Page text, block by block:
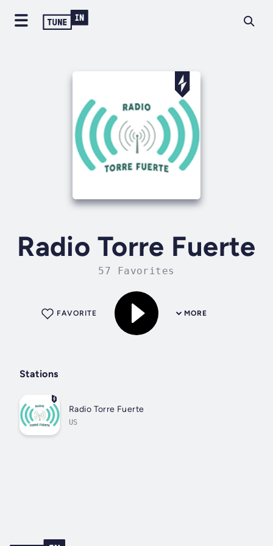
Radio Torre Fuerte
57 Favorites
MORE
FAVORITE
Stations
Radio Torre Fuerte
US